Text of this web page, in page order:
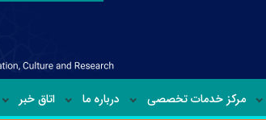
مرکز خدمات تخصصی درباره ما اتاق خبر